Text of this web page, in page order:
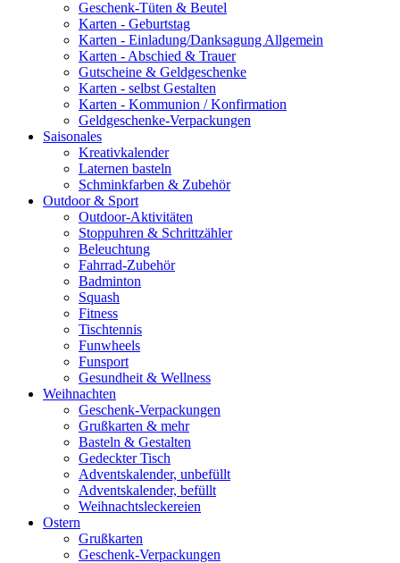
Geschenk-Tüten & Beutel
Karten - Geburtstag
Karten - Einladung/Danksagung Allgemein
Karten - Abschied & Trauer
Gutscheine & Geldgeschenke
Karten - selbst Gestalten
Karten - Kommunion / Konfirmation
Geldgeschenke-Verpackungen
Saisonales
Kreativkalender
Laternen basteln
Schminkfarben & Zubehör
Outdoor & Sport
Outdoor-Aktivitäten
Stoppuhren & Schrittzähler
Beleuchtung
Fahrrad-Zubehör
Badminton
Squash
Fitness
Tischtennis
Funwheels
Funsport
Gesundheit & Wellness
Weihnachten
Geschenk-Verpackungen
Grußkarten & mehr
Basteln & Gestalten
Gedeckter Tisch
Adventskalender, unbefüllt
Adventskalender, befüllt
Weihnachtsleckereien
Ostern
Grußkarten
Geschenk-Verpackungen